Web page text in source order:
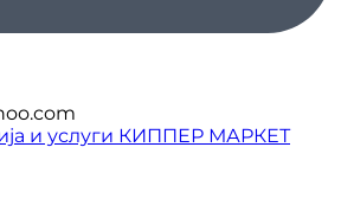
и услуги КИППЕР МАРКЕТ